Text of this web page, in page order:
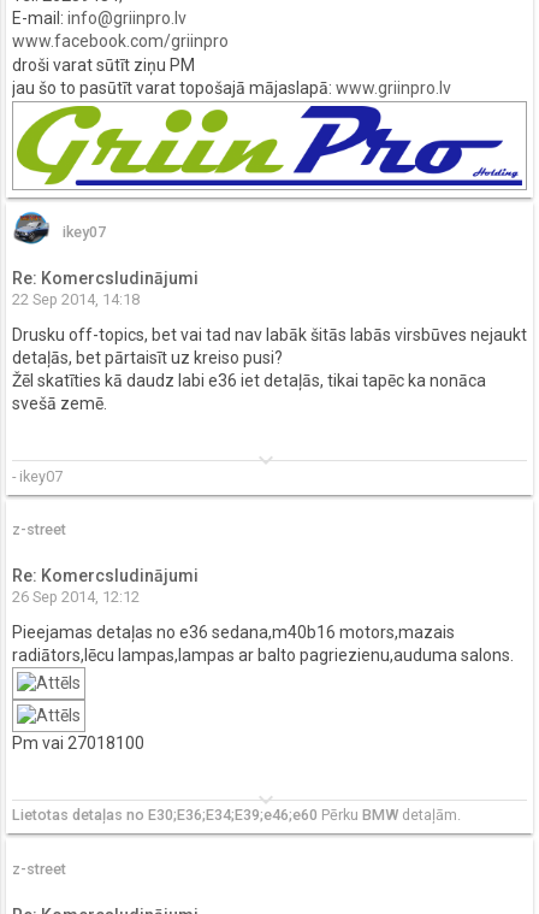
E-mail: info@griinpro.lv
www.facebook.com/griinpro
droši varat sūtīt ziņu PM
jau šo to pasūtīt varat topošajā mājaslapā: www.griinpro.lv
ikey07
Re: Komercsludinājumi
22 Sep 2014, 14:18
Drusku off-topics, bet vai tad nav labāk šitās labās virsbūves nejaukt
detaļās, bet pārtaisīt uz kreiso pusi?
Žēl skatīties kā daudz labi e36 iet detaļās, tikai tapēc ka nonāca
svešā zemē.
keyboard_arrow_down
- ikey07
z-street
Re: Komercsludinājumi
26 Sep 2014, 12:12
Pieejamas detaļas no e36 sedana,m40b16 motors,mazais
radiātors,lēcu lampas,lampas ar balto pagriezienu,auduma salons.
Pm vai 27018100
keyboard_arrow_down
Lietotas detaļas no E30;E36;E34;E39;e46;e60 Pērku BMW detaļām.
z-street